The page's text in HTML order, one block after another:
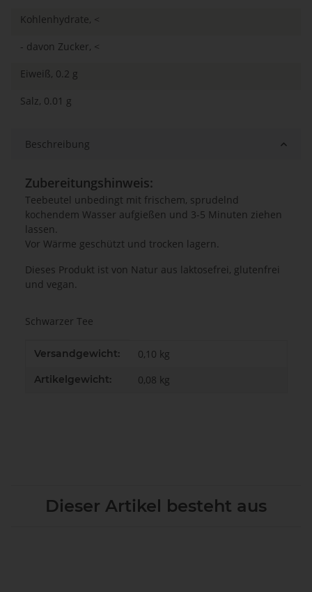
Kohlenhydrate, <
- davon Zucker, <
Eiweiß, 0.2 g
Salz, 0.01 g
Beschreibung
Zubereitungshinweis:
Teebeutel unbedingt mit frischem, sprudelnd
kochendem Wasser aufgießen und 3-5 Minuten ziehen
lassen.
Vor Wärme geschützt und trocken lagern.
Dieses Produkt ist von Natur aus laktosefrei, glutenfrei
und vegan.
Schwarzer Tee
Produkteigenschaft
Wert
Versandgewicht: 0,10 kg
Artikelgewicht: 0,08 kg
Dieser Artikel besteht aus